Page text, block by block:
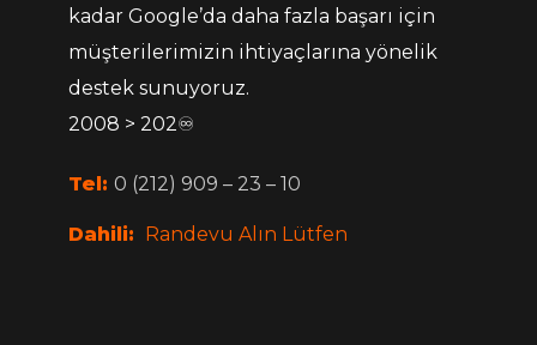
kadar Google’da daha fazla başarı için
müşterilerimizin ihtiyaçlarına yönelik
destek sunuyoruz.
2008 > 202♾
Tel: 0 (212) 909 – 23 – 10
Dahili: Randevu Alın Lütfen